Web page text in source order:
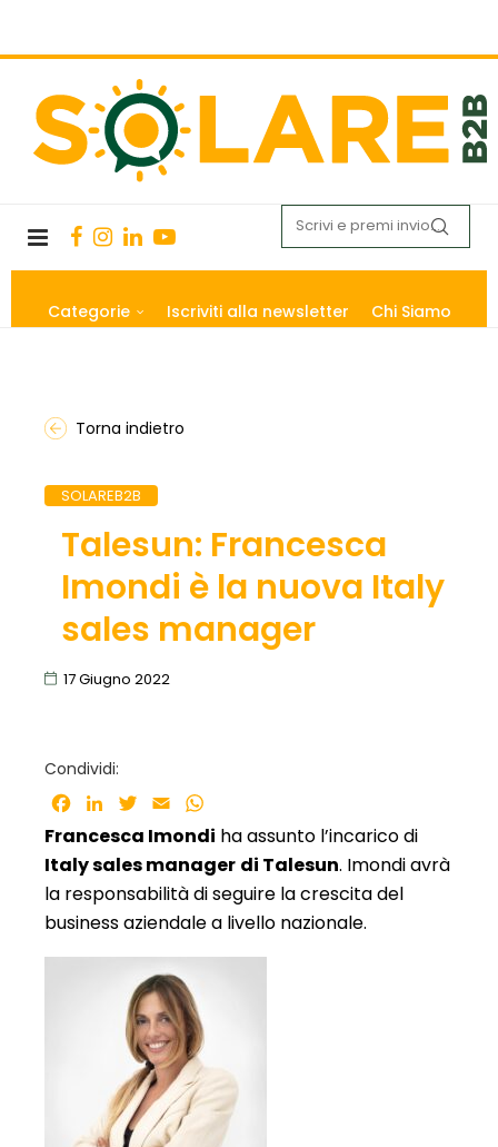
Categorie Iscriviti alla newsletter Chi Siamo
Torna indietro
SOLAREB2B
Talesun: Francesca
Imondi è la nuova Italy
sales manager
17 Giugno 2022
Condividi:
Facebook
LinkedInTwitter
Email
Francesca Imondi ha assunto l’incarico di
Italy sales manager di Talesun. Imondi avrà
la responsabilità di seguire la crescita del
business aziendale a livello nazionale.